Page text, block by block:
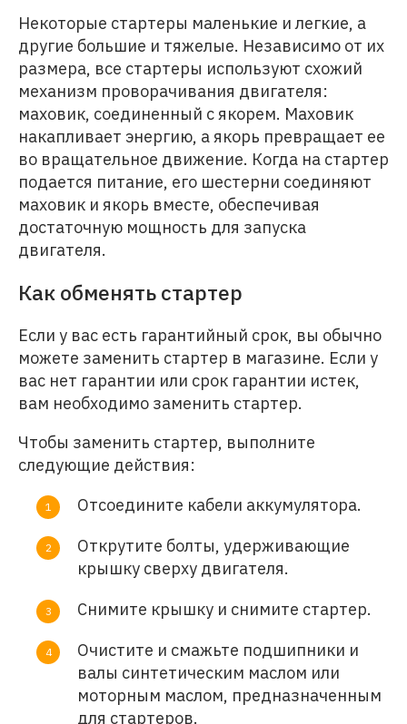
Некоторые стартеры маленькие и легкие, а
другие большие и тяжелые. Независимо от их
размера, все стартеры используют схожий
механизм проворачивания двигателя:
маховик, соединенный с якорем. Маховик
накапливает энергию, а якорь превращает ее
во вращательное движение. Когда на стартер
подается питание, его шестерни соединяют
маховик и якорь вместе, обеспечивая
достаточную мощность для запуска
двигателя.
Как обменять стартер
Если у вас есть гарантийный срок, вы обычно
можете заменить стартер в магазине. Если у
вас нет гарантии или срок гарантии истек,
вам необходимо заменить стартер.
Чтобы заменить стартер, выполните
следующие действия:
Отсоедините кабели аккумулятора.
Открутите болты, удерживающие
крышку сверху двигателя.
Снимите крышку и снимите стартер.
Очистите и смажьте подшипники и
валы синтетическим маслом или
моторным маслом, предназначенным
для стартеров.